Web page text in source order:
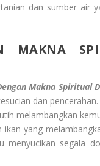
dan sumber air
MAKNA
Makna Spiritual
dan
melambangkan
yang
segala